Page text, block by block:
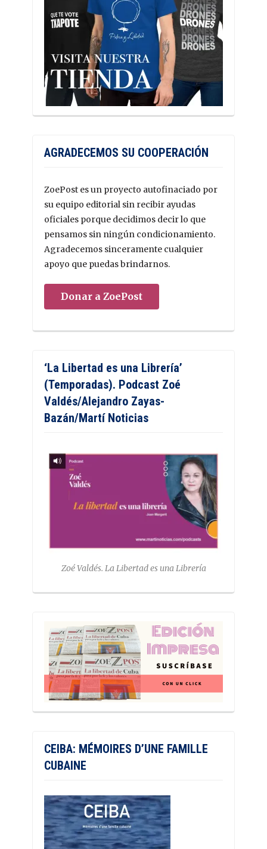
AGRADECEMOS SU COOPERACIÓN
ZoePost es un proyecto autofinaciado por
su equipo editorial sin recibir ayudas
oficiales porque decidimos decir lo que
pensamos sin ningún condicionamiento.
Agradecemos sinceramente cualquier
apoyo que puedas brindarnos.
Donar a ZoePost
‘La Libertad es una Librería’
(Temporadas). Podcast Zoé
Valdés/Alejandro Zayas-
Bazán/Martí Noticias
Zoé Valdés. La Libertad es una Librería
CEIBA: MÉMOIRES D’UNE FAMILLE
CUBAINE